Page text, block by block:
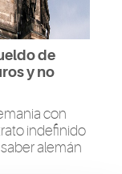
de
y no
con
indefinido
alemán